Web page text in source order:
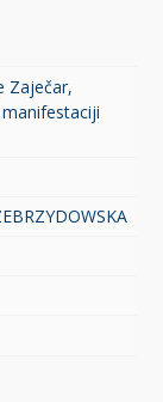
Zaječar,